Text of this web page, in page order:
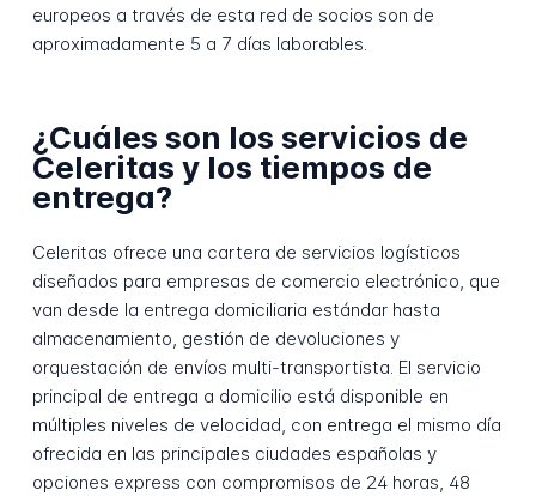
europeos a través de esta red de socios son de
aproximadamente 5 a 7 días laborables.
¿Cuáles son los servicios de
Celeritas y los tiempos de
entrega?
Celeritas ofrece una cartera de servicios logísticos
diseñados para empresas de comercio electrónico, que
van desde la entrega domiciliaria estándar hasta
almacenamiento, gestión de devoluciones y
orquestación de envíos multi-transportista. El servicio
principal de entrega a domicilio está disponible en
múltiples niveles de velocidad, con entrega el mismo día
ofrecida en las principales ciudades españolas y
opciones express con compromisos de 24 horas, 48